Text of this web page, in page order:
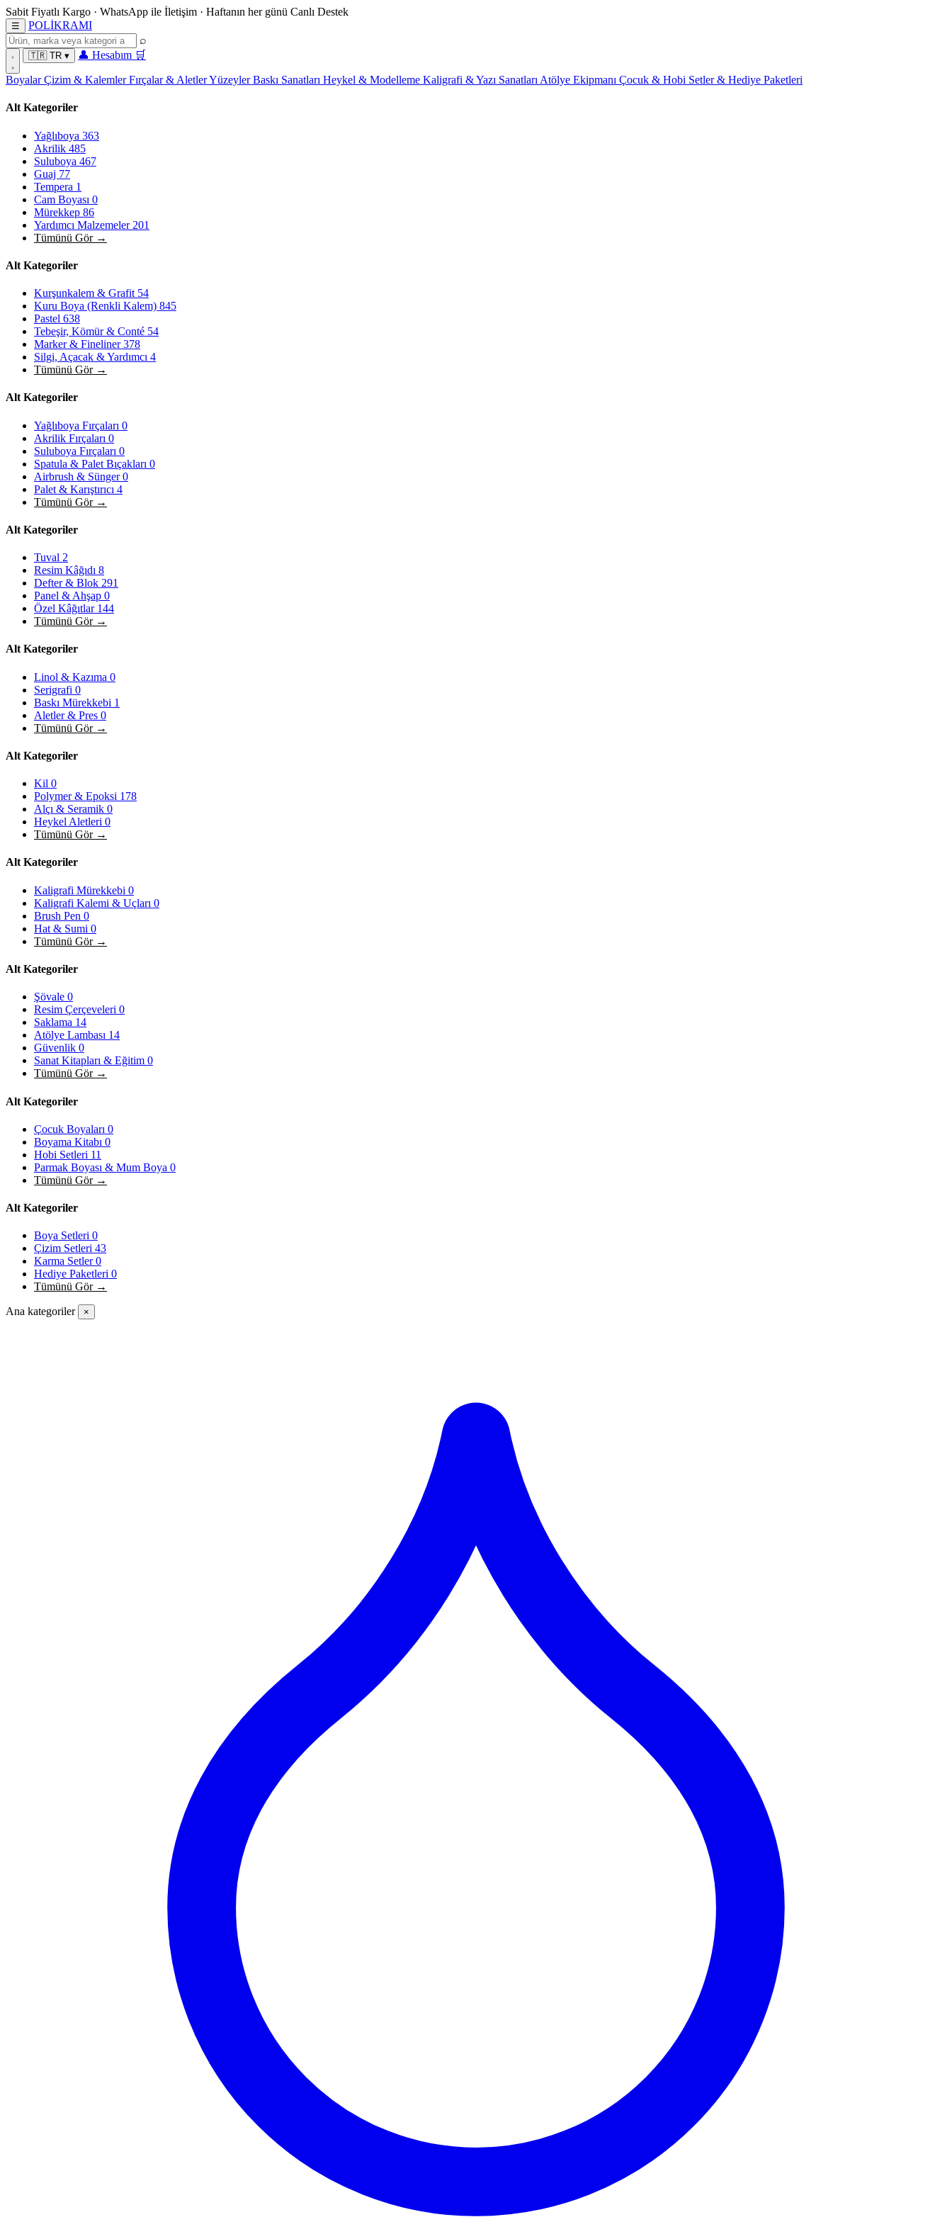
Sabit Fiyatlı Kargo · WhatsApp ile İletişim · Haftanın her günü Canlı Destek
☰ POLİKRAMI
⌕
🇹🇷 TR ▾ 👤 Hesabım 🛒
BoyalarÇizim & KalemlerFırçalar & AletlerYüzeylerBaskı Sanatları Heykel & Modelleme Kaligrafi & Yazı Sanatları Atölye Ekipmanı Çocuk & Hobi Setler & Hediye Paketleri
Alt Kategoriler
Yağlıboya 363
Akrilik 485
Suluboya 467
Guaj 77
Tempera 1
Cam Boyası 0
Mürekkep 86
Yardımcı Malzemeler 201
Tümünü Gör →
Alt Kategoriler
Kurşunkalem & Grafit 54
Kuru Boya (Renkli Kalem) 845
Pastel 638
Tebeşir, Kömür & Conté 54
Marker & Fineliner378
Silgi, Açacak & Yardımcı 4
Tümünü Gör →
Alt Kategoriler
Yağlıboya Fırçaları 0
Akrilik Fırçaları 0
Suluboya Fırçaları 0
Spatula & Palet Bıçakları 0
Airbrush & Sünger0
Palet & Karıştırıcı 4
Tümünü Gör →
Alt Kategoriler
Tuval 2
Resim Kâğıdı 8
Defter & Blok 291
Panel & Ahşap 0
Özel Kâğıtlar 144
Tümünü Gör →
Alt Kategoriler
Linol & Kazıma 0
Serigrafi 0
Baskı Mürekkebi 1
Aletler & Pres 0
Tümünü Gör →
Alt Kategoriler
Kil 0
Polymer & Epoksi 178
Alçı & Seramik 0
Heykel Aletleri 0
Tümünü Gör →
Alt Kategoriler
Kaligrafi Mürekkebi 0
Kaligrafi Kalemi & Uçları 0
Brush Pen 0
Hat & Sumi 0
Tümünü Gör →
Alt Kategoriler
Şövale 0
Resim Çerçeveleri 0
Saklama 14
Atölye Lambası 14
Güvenlik 0
Sanat Kitapları & Eğitim 0
Tümünü Gör →
Alt Kategoriler
Çocuk Boyaları 0
Boyama Kitabı 0
Hobi Setleri 11
Parmak Boyası & Mum Boya 0
Tümünü Gör →
Alt Kategoriler
Boya Setleri 0
Çizim Setleri 43
Karma Setler0
Hediye Paketleri 0
Tümünü Gör →
Ana kategoriler ×